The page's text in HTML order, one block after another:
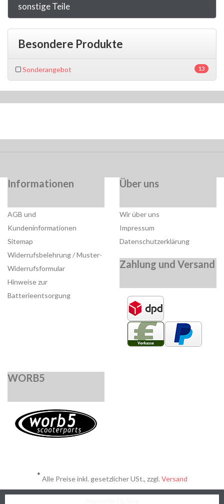
sonstige Teile
Besondere Produkte
13
Sonderangebot
Informationen
AGB und
Kundeninformationen
Sitemap
Widerrufsbelehrung / Muster-
Widerrufsformular
Hinweise zur
Batterieentsorgung
Über uns
Wir über uns
Impressum
Datenschutzerklärung
Zahlung und Versand
WORB5
* Alle Preise inkl. gesetzlicher USt., zzgl. Versand